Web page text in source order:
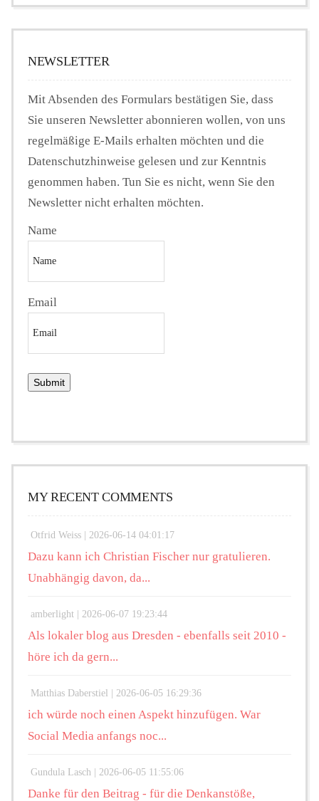
NEWSLETTER
Mit Absenden des Formulars bestätigen Sie, dass
Sie unseren Newsletter abonnieren wollen, von uns
regelmäßige E-Mails erhalten möchten und die
Datenschutzhinweise gelesen und zur Kenntnis
genommen haben. Tun Sie es nicht, wenn Sie den
Newsletter nicht erhalten möchten.
Name
Email
MY RECENT COMMENTS
Otfrid Weiss | 2026-06-14 04:01:17
Dazu kann ich Christian Fischer nur gratulieren.
Unabhängig davon, da...
amberlight | 2026-06-07 19:23:44
Als lokaler blog aus Dresden - ebenfalls seit 2010 -
höre ich da gern...
Matthias Daberstiel | 2026-06-05 16:29:36
ich würde noch einen Aspekt hinzufügen. War
Social Media anfangs noc...
Gundula Lasch | 2026-06-05 11:55:06
Danke für den Beitrag - für die Denkanstöße,